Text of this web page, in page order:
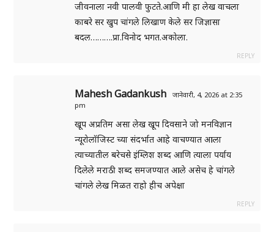
जीवनाला नवी पालवी फुटते.आणि मी हा लेख वाचला
काबरे सर खुप चांगले लिखाण केले सर जिज्ञासा
बदल……….प्रा.विनोद भगत.अकोला.
REPLY
Mahesh Gadankush
जानेवारी, 4, 2026 at 2:35
pm
खूप अप्रतिम असा लेख खूप दिवसाने जो मनविज्ञान
न्यूरोलॉजिस्ट च्या संदर्भात आहे वाचण्यात आला
त्याच्यातील बरेचसे इंग्लिश शब्द आणि त्याला पर्याय
दिलेले मराठी शब्द समजण्यात आले असेच हे चांगले
चांगले लेख मिळत राहो हीच अपेक्षा
REPLY